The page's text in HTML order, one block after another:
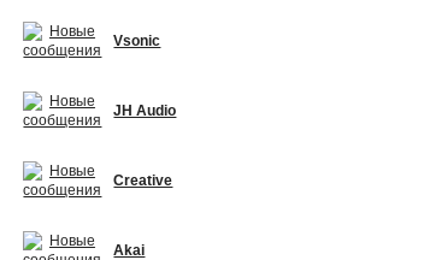
Vsonic
JH Audio
Creative
Akai